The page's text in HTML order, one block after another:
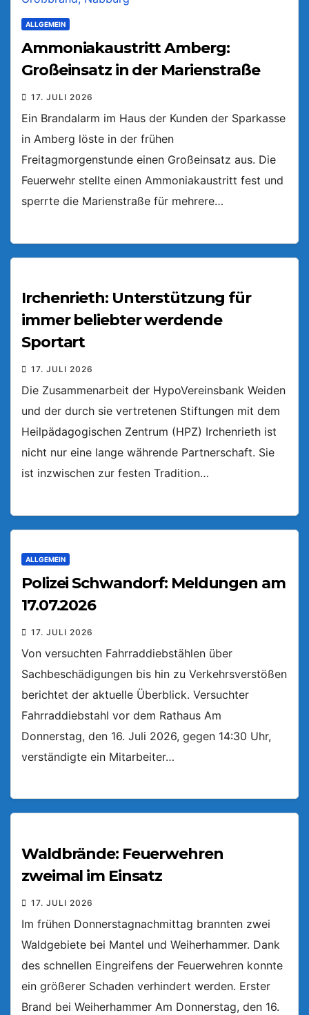
ALLGEMEIN
Ammoniakaustritt Amberg:
Großeinsatz in der Marienstraße
17. JULI 2026
Ein Brandalarm im Haus der Kunden der Sparkasse
in Amberg löste in der frühen
Freitagmorgenstunde einen Großeinsatz aus. Die
Feuerwehr stellte einen Ammoniakaustritt fest und
sperrte die Marienstraße für mehrere…
Irchenrieth: Unterstützung für
immer beliebter werdende
Sportart
17. JULI 2026
Die Zusammenarbeit der HypoVereinsbank Weiden
und der durch sie vertretenen Stiftungen mit dem
Heilpädagogischen Zentrum (HPZ) Irchenrieth ist
nicht nur eine lange währende Partnerschaft. Sie
ist inzwischen zur festen Tradition…
ALLGEMEIN
Polizei Schwandorf: Meldungen am
17.07.2026
17. JULI 2026
Von versuchten Fahrraddiebstählen über
Sachbeschädigungen bis hin zu Verkehrsverstößen
berichtet der aktuelle Überblick. Versuchter
Fahrraddiebstahl vor dem Rathaus Am
Donnerstag, den 16. Juli 2026, gegen 14:30 Uhr,
verständigte ein Mitarbeiter…
Waldbrände: Feuerwehren
zweimal im Einsatz
17. JULI 2026
Im frühen Donnerstagnachmittag brannten zwei
Waldgebiete bei Mantel und Weiherhammer. Dank
des schnellen Eingreifens der Feuerwehren konnte
ein größerer Schaden verhindert werden. Erster
Brand bei Weiherhammer Am Donnerstag, den 16.